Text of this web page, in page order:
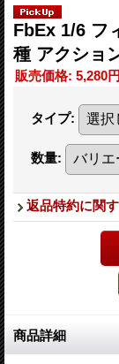
FbEx 1/6 フ
種 アクショ
販売価格: 5,280円
タイプ:
数量:
返品特約に関
商品詳細